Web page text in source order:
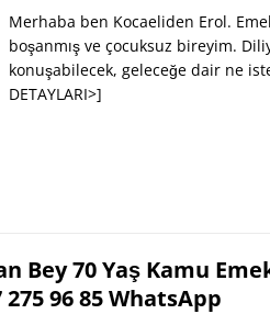
Merhaba ben Kocaeliden Erol.
boşanmış ve çocuksuz bireyim.
konuşabilecek, geleceğe dair ne
DETAYLARI>]
Bey 70 Yaş Kamu
275 96 85 WhatsApp